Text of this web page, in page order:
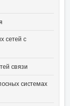
сетей с
связи
системах